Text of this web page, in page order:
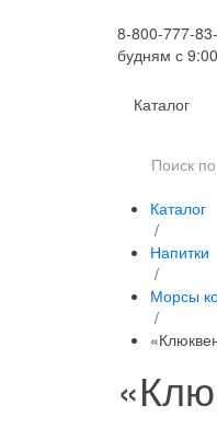
8-800-777-
будням с
Каталог
Каталог
/
Напитки
/
Морсы
/